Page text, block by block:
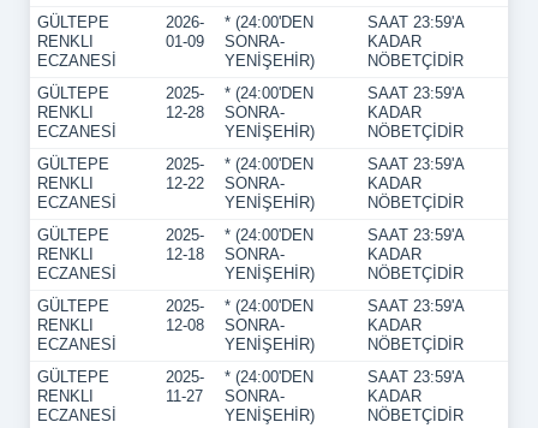
GÜLTEPE
RENKLI
ECZANESİ
2026-
01-09
* (24:00'DEN
SONRA-
YENİŞEHİR)
SAAT 23:59'A
KADAR
NÖBETÇİDİR
GÜLTEPE
RENKLI
ECZANESİ
2025-
12-28
* (24:00'DEN
SONRA-
YENİŞEHİR)
SAAT 23:59'A
KADAR
NÖBETÇİDİR
GÜLTEPE
RENKLI
ECZANESİ
2025-
12-22
* (24:00'DEN
SONRA-
YENİŞEHİR)
SAAT 23:59'A
KADAR
NÖBETÇİDİR
GÜLTEPE
RENKLI
ECZANESİ
2025-
12-18
* (24:00'DEN
SONRA-
YENİŞEHİR)
SAAT 23:59'A
KADAR
NÖBETÇİDİR
GÜLTEPE
RENKLI
ECZANESİ
2025-
12-08
* (24:00'DEN
SONRA-
YENİŞEHİR)
SAAT 23:59'A
KADAR
NÖBETÇİDİR
GÜLTEPE
RENKLI
ECZANESİ
2025-
11-27
* (24:00'DEN
SONRA-
YENİŞEHİR)
SAAT 23:59'A
KADAR
NÖBETÇİDİR